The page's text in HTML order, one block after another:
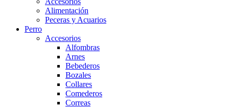
Alimentación
Peceras y Acuarios
Perro
Accesorios
Alfombras
Arnes
Bebederos
Bozales
Collares
Comederos
Correas